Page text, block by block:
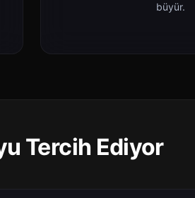
büyür.
Tercih Ediyor